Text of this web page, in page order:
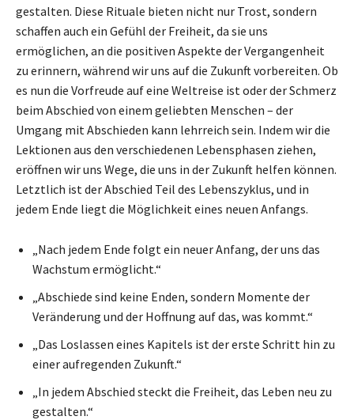
gestalten. Diese Rituale bieten nicht nur Trost, sondern
schaffen auch ein Gefühl der Freiheit, da sie uns
ermöglichen, an die positiven Aspekte der Vergangenheit
zu erinnern, während wir uns auf die Zukunft vorbereiten. Ob
es nun die Vorfreude auf eine Weltreise ist oder der Schmerz
beim Abschied von einem geliebten Menschen – der
Umgang mit Abschieden kann lehrreich sein. Indem wir die
Lektionen aus den verschiedenen Lebensphasen ziehen,
eröffnen wir uns Wege, die uns in der Zukunft helfen können.
Letztlich ist der Abschied Teil des Lebenszyklus, und in
jedem Ende liegt die Möglichkeit eines neuen Anfangs.
„Nach jedem Ende folgt ein neuer Anfang, der uns das
Wachstum ermöglicht.“
„Abschiede sind keine Enden, sondern Momente der
Veränderung und der Hoffnung auf das, was kommt.“
„Das Loslassen eines Kapitels ist der erste Schritt hin zu
einer aufregenden Zukunft.“
„In jedem Abschied steckt die Freiheit, das Leben neu zu
gestalten.“